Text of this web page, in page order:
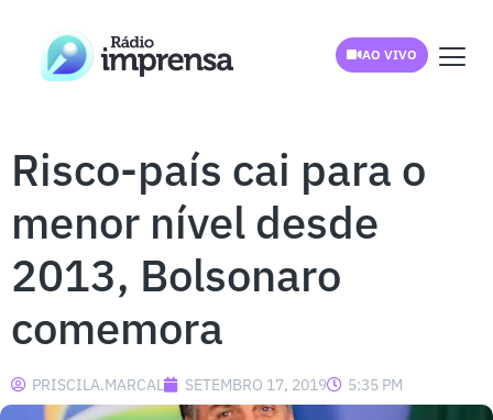
AO VIVO
Risco-país cai para o
menor nível desde
2013, Bolsonaro
comemora
PRISCILA.MARCAL SETEMBRO 17, 2019 5:35 PM